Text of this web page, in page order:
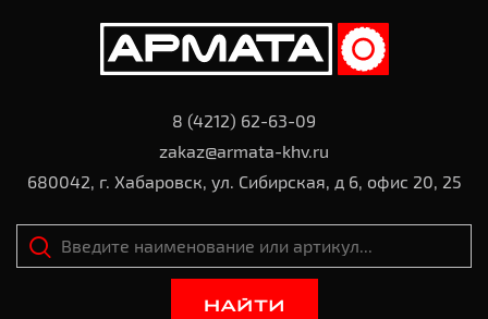
8 (4212) 62-63-09
zakaz@armata-khv.ru
680042, г. Хабаровск, ул. Сибирская, д 6, офис 20, 25
НАЙТИ